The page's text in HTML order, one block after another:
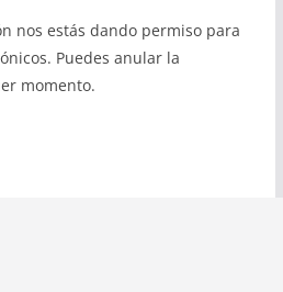
nos estás dando permiso para
Puedes anular la
momento.